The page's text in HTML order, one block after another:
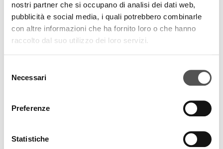
nostri partner che si occupano di analisi dei dati web,
pubblicità e social media, i quali potrebbero combinarle
con altre informazioni che ha fornito loro o che hanno
raccolto dal suo utilizzo dei loro servizi.
delNecessari
Preferenze
Statistiche
TOP RICERCHE